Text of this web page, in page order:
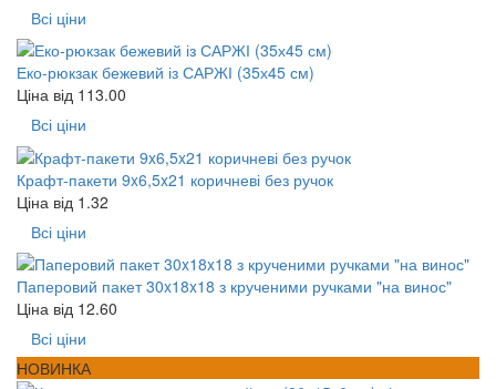
Всі ціни
Еко-рюкзак бежевий із САРЖІ (35х45 см)
Ціна від 113.00
Всі ціни
Крафт-пакети 9x6,5x21 коричневі без ручок
Ціна від 1.32
Всі ціни
Паперовий пакет 30x18x18 з крученими ручками "на винос"
Ціна від 12.60
Всі ціни
НОВИНКА